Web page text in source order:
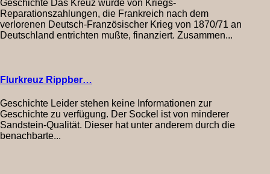
Geschichte Das Kreuz wurde von Kriegs-
Reparationszahlungen, die Frankreich nach dem
verlorenen Deutsch-Französischer Krieg von 1870/71 an
Deutschland entrichten mußte, finanziert. Zusammen...
Flurkreuz Rippber…
Geschichte Leider stehen keine Informationen zur
Geschichte zu verfügung. Der Sockel ist von minderer
Sandstein-Qualität. Dieser hat unter anderem durch die
benachbarte...